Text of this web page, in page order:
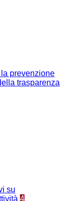
prevenzione
trasparenza
su
4